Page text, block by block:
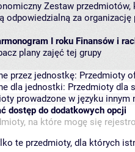
Zestaw przedmiotów,
odpowiedzialną za
I roku Finansów i
plany zajęć tej grupy
przez jednostkę: Przedmioty
dla jednostki: Przedmioty dla
prowadzone w języku innym
dostęp do dodatkowych opcji
na które mogę się
te przedmioty, dla których